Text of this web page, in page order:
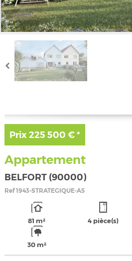
Prix225 500 €*
Appartement
BELFORT (90000)
Ref1943-STRATEGIQUE-A5
81 m² 4 pièce(s)
30 m²